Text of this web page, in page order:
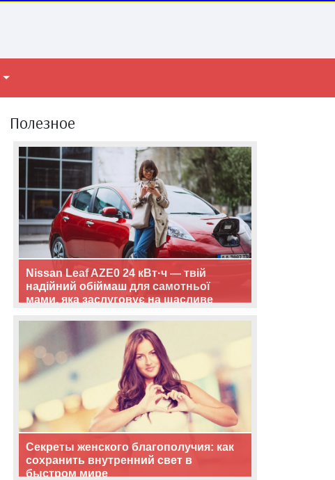
Полезное
Nissan Leaf AZE0 24 кВт·ч — твій
надійний обіймаш для самотньої
мами, яка заслуговує на щасливе
Секреты женского благополучия: как
сохранить внутренний свет в
быстром мире